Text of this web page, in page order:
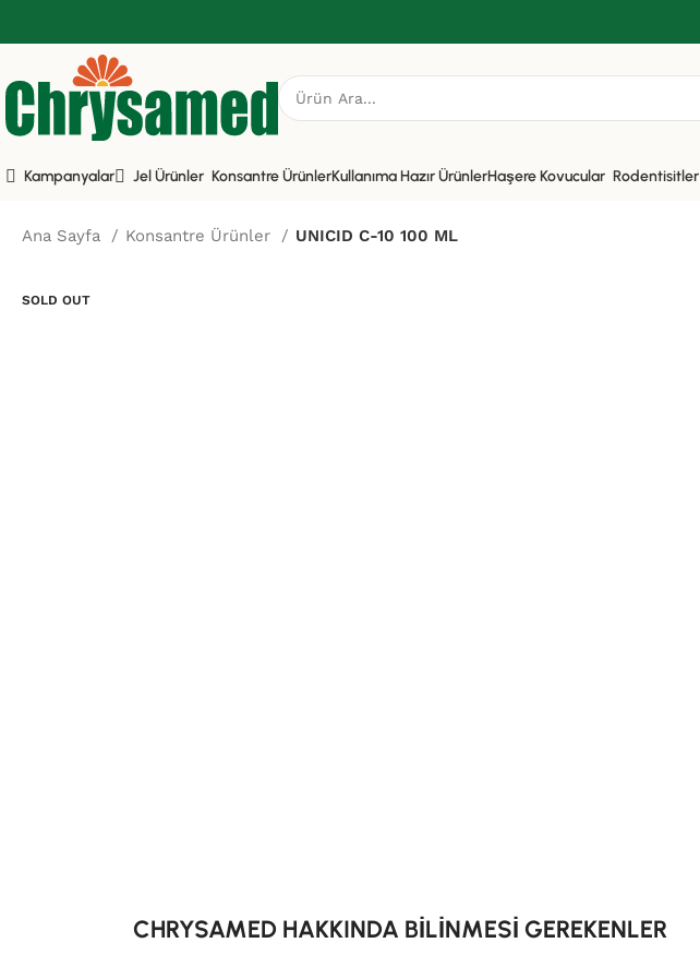
Kampanyalar Jel Ürünler Konsantre ÜrünlerKullanıma Hazır ÜrünlerHaşere Kovucular Rodentisitler
Ana Sayfa Konsantre Ürünler UNICID C-10 100 ML
SOLD OUT
CHRYSAMED HAKKINDA BİLİNMESİ GEREKENLER